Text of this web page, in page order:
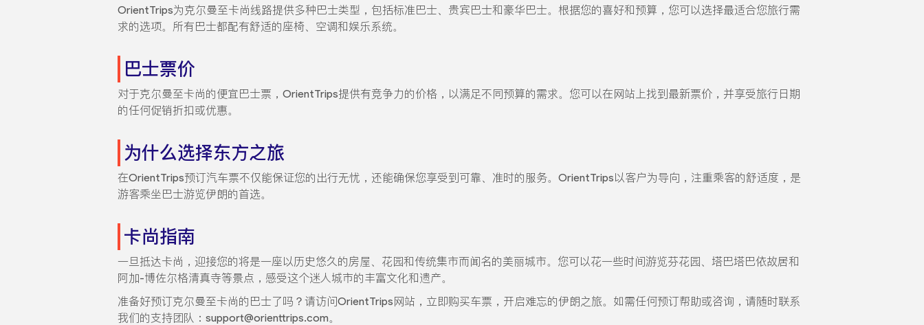
OrientTrips为克尔曼至卡尚线路提供多种巴士类型，包括标准巴士、贵宾巴士和豪华巴士。根据您的喜好和预算，您可以选择最适合您旅行需
求的选项。所有巴士都配有舒适的座椅、空调和娱乐系统。
巴士票价
对于克尔曼至卡尚的便宜巴士票，OrientTrips提供有竞争力的价格，以满足不同预算的需求。您可以在网站上找到最新票价，并享受旅行日期
的任何促销折扣或优惠。
为什么选择东方之旅
在OrientTrips预订汽车票不仅能保证您的出行无忧，还能确保您享受到可靠、准时的服务。OrientTrips以客户为导向，注重乘客的舒适度，是
游客乘坐巴士游览伊朗的首选。
卡尚指南
一旦抵达卡尚，迎接您的将是一座以历史悠久的房屋、花园和传统集市而闻名的美丽城市。您可以花一些时间游览芬花园、塔巴塔巴依故居和
阿加-博佐尔格清真寺等景点，感受这个迷人城市的丰富文化和遗产。
准备好预订克尔曼至卡尚的巴士了吗？请访问OrientTrips网站，立即购买车票，开启难忘的伊朗之旅。如需任何预订帮助或咨询，请随时联系
我们的支持团队：support@orienttrips.com。